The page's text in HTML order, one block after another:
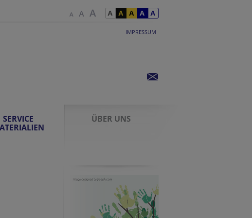
IMPRESSUM
SERVICE
ÜBER UNS